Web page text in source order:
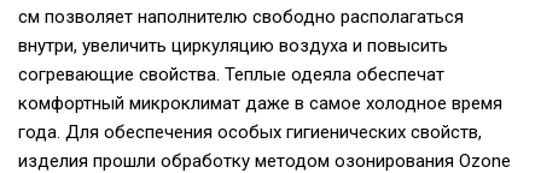
см позволяет наполнителю свободно располагаться
внутри, увеличить циркуляцию воздуха и повысить
согревающие свойства. Теплые одеяла обеспечат
комфортный микроклимат даже в самое холодное время
года. Для обеспечения особых гигиенических свойств,
изделия прошли обработку методом озонирования Ozone